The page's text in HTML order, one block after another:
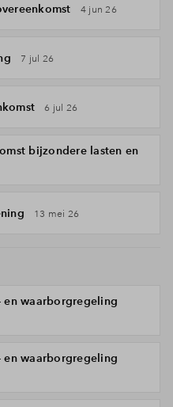
4 jun 26
7 jul 26
6 jul 26
bijzondere lasten en
13 mei 26
waarborgregeling
waarborgregeling